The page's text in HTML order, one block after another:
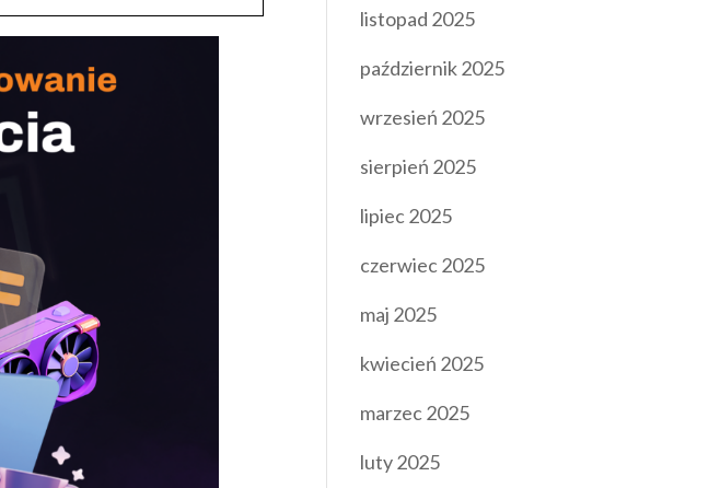
listopad 2025
październik 2025
wrzesień 2025
sierpień 2025
lipiec 2025
czerwiec 2025
maj 2025
kwiecień 2025
marzec 2025
luty 2025